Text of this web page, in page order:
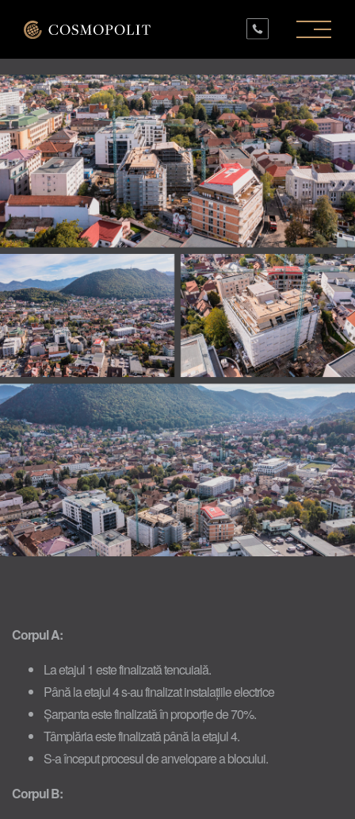
PROIECTE ÎN LUCRU
PROIECTE FINALIZATE
SPAȚII COMERCIALE
INFO
CONTACT
Corpul A:
La etajul 1 este finalizată tencuială.
Până la etajul 4 s-au finalizat instalațiile electrice
Șarpanta este finalizată în proporție de 70%.
Tâmplăria este finalizată până la etajul 4.
S-a început procesul de anvelopare a blocului.
Corpul B: